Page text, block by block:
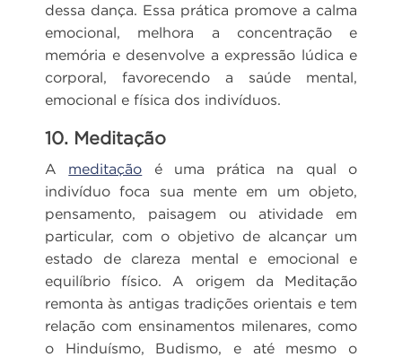
dessa dança. Essa prática promove a calma
emocional, melhora a concentração e
memória e desenvolve a expressão lúdica e
corporal, favorecendo a saúde mental,
emocional e física dos indivíduos.
10. Meditação
A meditação é uma prática na qual o
indivíduo foca sua mente em um objeto,
pensamento, paisagem ou atividade em
particular, com o objetivo de alcançar um
estado de clareza mental e emocional e
equilíbrio físico. A origem da Meditação
remonta às antigas tradições orientais e tem
relação com ensinamentos milenares, como
o Hinduísmo, Budismo, e até mesmo o